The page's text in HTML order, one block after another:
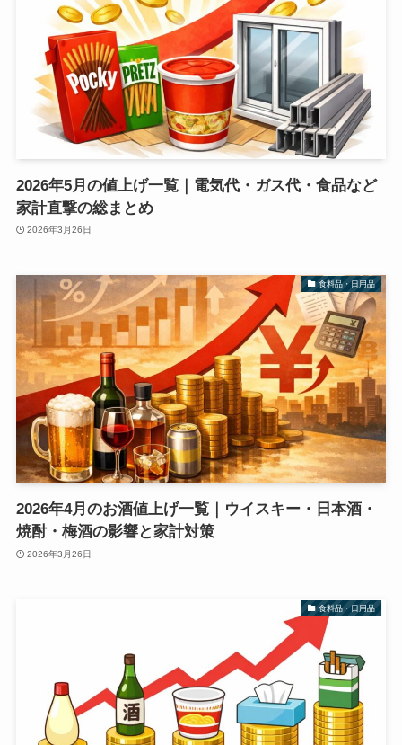
2026年5月の値上げ一覧｜電気代・ガス代・食品など
家計直撃の総まとめ
2026年3月26日
食料品・日用品
2026年4月のお酒値上げ一覧｜ウイスキー・日本酒・
焼酎・梅酒の影響と家計対策
2026年3月26日
食料品・日用品